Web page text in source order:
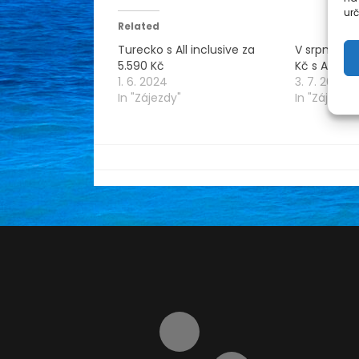
Related
Turecko s All inclusive za
5.590 Kč
1. 6. 2024
In "Zájezdy"
V srpnu na
Kč s All
3. 7. 2024
In "Zájezdy"
muzinacestach